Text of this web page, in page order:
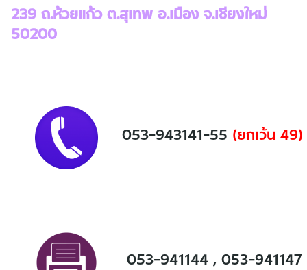
239 ถ.ห้วยแก้ว ต.สุเทพ อ.เมือง จ.เชียงใหม่
50200
053-943141-55 (ยกเว้น 49)
053-941144 , 053-941147